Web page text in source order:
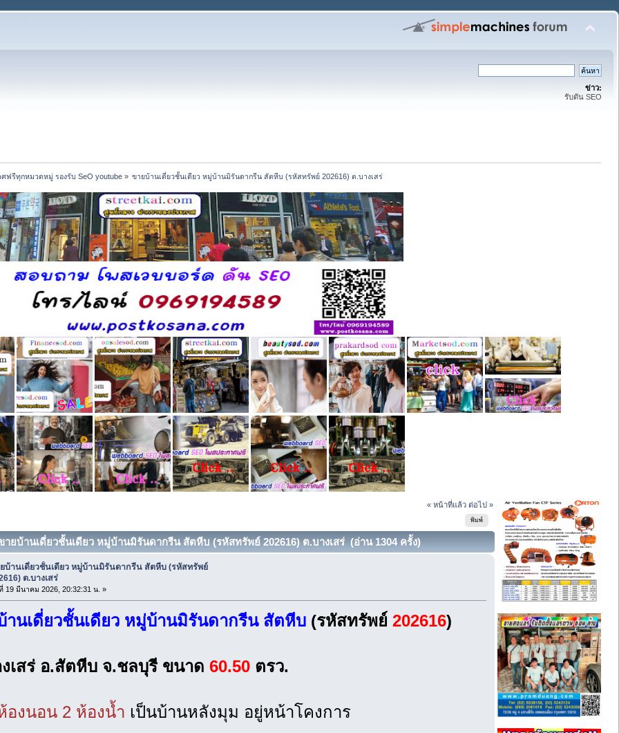
ข่าว:
รับดัน SEO
ศฟรีทุกหมวดหมู่ รองรับ SeO youtube» ขายบ้านเดี่ยวชั้นเดียว หมู่บ้านมิรันดากรีน สัตหีบ (รหัสทรัพย์ 202616) ต.บางเสร่
« หน้าที่แล้ว ต่อไป »
พิมพ์
ยบ้านเดี่ยวชั้นเดียว หมู่บ้านมิรันดากรีน สัตหีบ (รหัสทรัพย์ 202616) ต.บางเสร่ (อ่าน 1304 ครั้ง)
บ้านเดี่ยวชั้นเดียว หมู่บ้านมิรันดากรีน สัตหีบ (รหัสทรัพย์
ต.บางเสร่
19 มีนาคม 2026, 20:32:31 น. »
านเดี่ยวชั้นเดียว หมู่บ้านมิรันดากรีน สัตหีบ(รหัสทรัพย์ 202616)
เสร่ อ.สัตหีบ จ.ชลบุรี ขนาด 60.50 ตรว.
องนอน 2 ห้องน้ำ เป็นบ้านหลังมุม อยู่หน้าโคงการ